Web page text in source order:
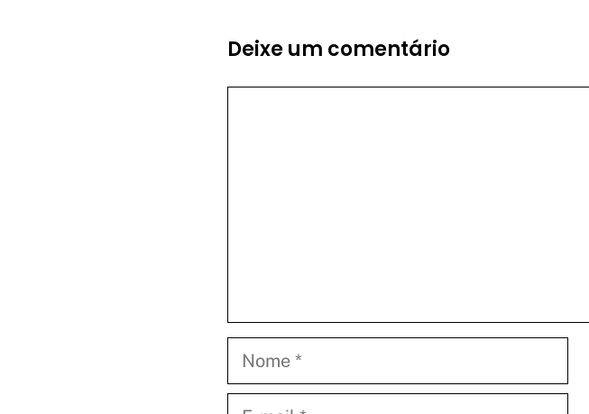
Deixe um comentário